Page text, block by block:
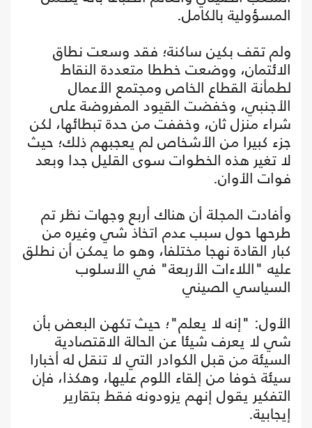
المسؤولية بالكامل.
ولم تقف بكين ساكنة؛ فقد وسعت نطاق
الائتمان، ووضعت خططا متعددة النقاط
لطمأنة القطاع الخاص ومجتمع الأعمال
الأجنبي، وخفضت القيود المفروضة على
شراء منزل ثان، وخففت من حدة تبطائها، لكن
جزء كبيرا من الأشخاص لم يعجبهم ذلك؛ حيث
لا تغير هذه الخطوات سوى القليل جدا وبعد
فوات الأوان.
وأفادت المجلة أن هناك أربع وجهات نظر تم
طرحها حول سبب عدم اتخاذ شي وغيره من
كبار القادة نهجا مختلفا، وهو ما يمكن أن نطلق
عليه "اللاءات الأربعة" في الأسلوب
السياسي الصيني
الأول: "إنه لا يعلم"؛ حيث تكهن البعض بأن
شي لا يعرف شيئا عن الحالة الاقتصادية
السيئة من قبل الكوادر التي لا تنقل له أخبارا
سيئة خوفا من إلقاء اللوم عليها، وهكذا، فإن
التفكير يقول إنهم يزودونه فقط بتقارير
إيجابية.